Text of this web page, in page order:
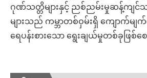
ဂုဏ်သတ္တိများနှင့် ညစ်ညမ်းမှုဆန့်ကျင်
များသည် ကမ္ဘာတစ်ဝှမ်းရှိ ကျောက်မျက်
ရေပန်းစားသော ရွေးချယ်မှုတစ်ခုဖြစ်